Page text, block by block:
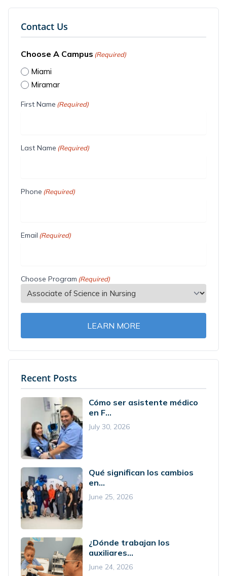
Contact Us
Choose A Campus (Required)
Miami
Miramar
First Name (Required)
Last Name (Required)
Phone (Required)
Email (Required)
Choose Program (Required)
LEARN MORE
Recent Posts
Cómo ser asistente médico
en F...
July 30, 2026
Qué significan los cambios
en...
June 25, 2026
¿Dónde trabajan los
auxiliares...
June 24, 2026